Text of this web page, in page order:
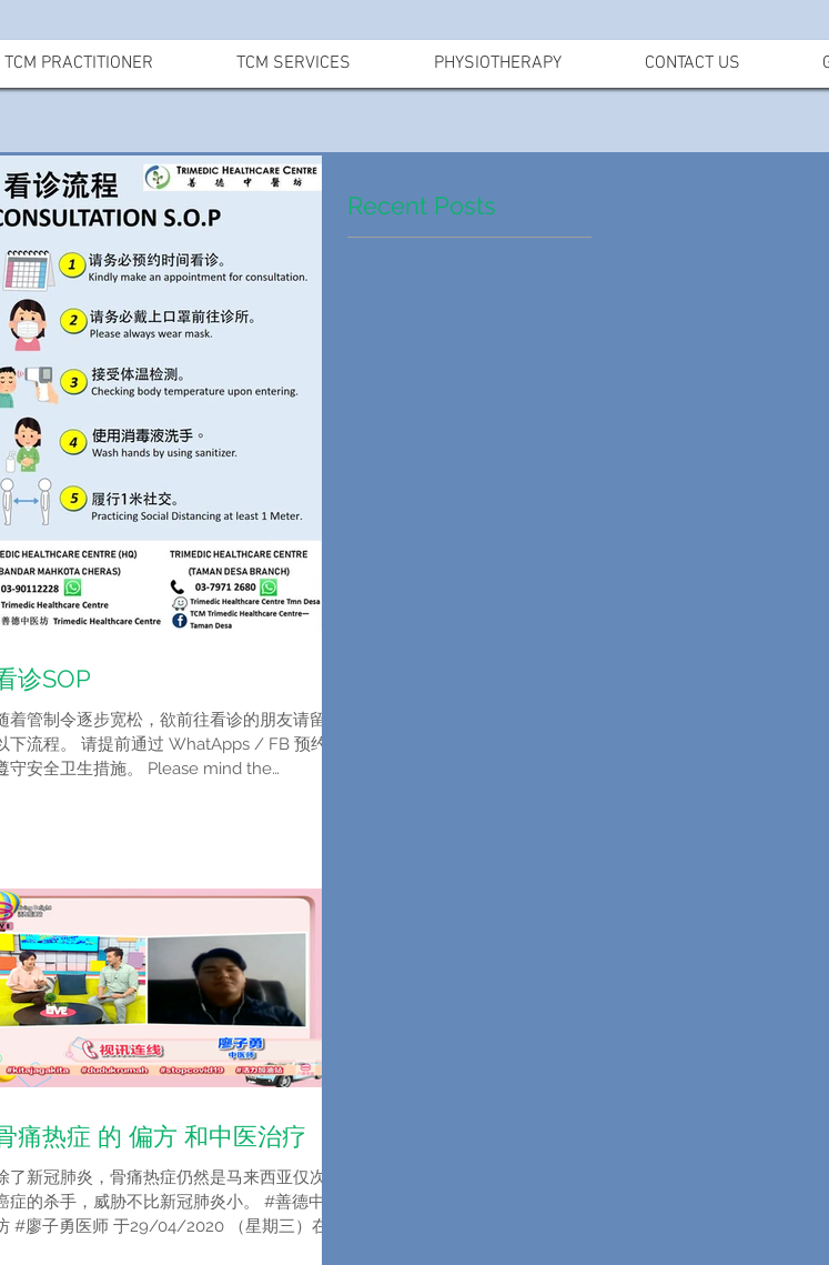
TCM PRACTITIONER TCM SERVICES PHYSIOTHERAPY CONTACT US
诊SOP
着管制令逐步宽松，欲前往看诊的朋友请留意
下流程。 请提前通过 WhatApps / FB 预约，
守安全卫生措施。 Please mind the
痛热症 的 偏方 和中医治疗
了新冠肺炎，骨痛热症仍然是马来西亚仅次于
症的杀手，威胁不比新冠肺炎小。 #善德中医
#廖子勇医师 于29/04/2020 （星期三）在 #
Recent Posts